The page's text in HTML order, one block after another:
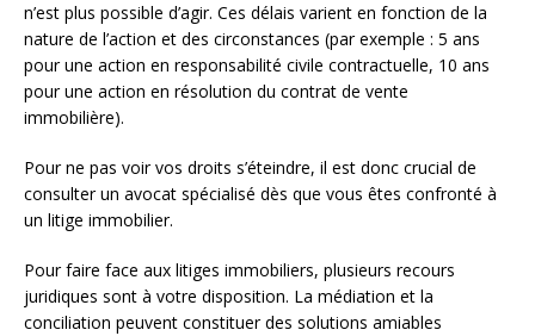
n’est plus possible d’agir. Ces délais varient en fonction de la
nature de l’action et des circonstances (par exemple : 5 ans
pour une action en responsabilité civile contractuelle, 10 ans
pour une action en résolution du contrat de vente
immobilière).
Pour ne pas voir vos droits s’éteindre, il est donc crucial de
consulter un avocat spécialisé dès que vous êtes confronté à
un litige immobilier.
Pour faire face aux litiges immobiliers, plusieurs recours
juridiques sont à votre disposition. La médiation et la
conciliation peuvent constituer des solutions amiables